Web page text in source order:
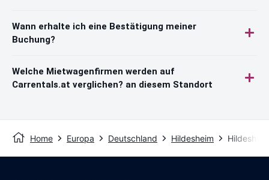
Wann erhalte ich eine Bestätigung meiner
Buchung?
Welche Mietwagenfirmen werden auf
Carrentals.at verglichen? an diesem Standort
Home Europa Deutschland Hildesheim